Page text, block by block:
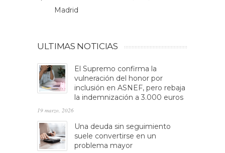
Madrid
ULTIMAS NOTICIAS
El Supremo confirma la
vulneración del honor por
inclusión en ASNEF, pero rebaja
la indemnización a 3.000 euros
19 marzo, 2026
Una deuda sin seguimiento
suele convertirse en un
problema mayor